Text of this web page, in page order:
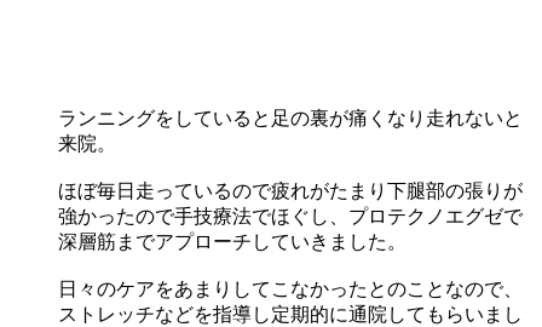
ランニングをしていると足の裏が痛くなり走れないと
来院。
ほぼ毎日走っているので疲れがたまり下腿部の張りが
強かったので手技療法でほぐし、プロテクノエグゼで
深層筋までアプローチしていきました。
日々のケアをあまりしてこなかったとのことなので、
ストレッチなどを指導し定期的に通院してもらいまし